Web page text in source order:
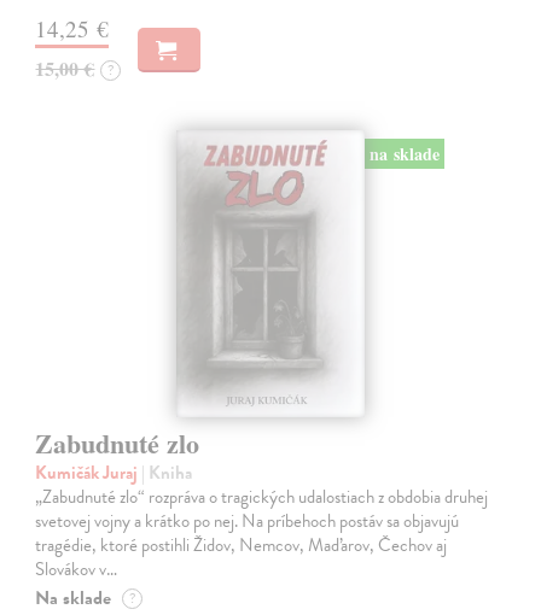
14,25 €
15,00 € ?
na sklade
Zabudnuté zlo
Kumičák Juraj | Kniha
„Zabudnuté zlo“ rozpráva o tragických udalostiach z obdobia druhej
svetovej vojny a krátko po nej. Na príbehoch postáv sa objavujú
tragédie, ktoré postihli Židov, Nemcov, Maďarov, Čechov aj
Slovákov v…
Na sklade ?